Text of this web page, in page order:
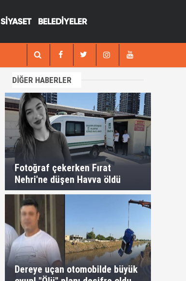
SİYASET BELEDİYELER
Fotoğraf çekerken Fırat Nehri'ne düşen
DİĞER HABERLER
Fotoğraf çekerken Fırat
Nehri'ne düşen Havva öldü
Dereye uçan otomobilde büyük